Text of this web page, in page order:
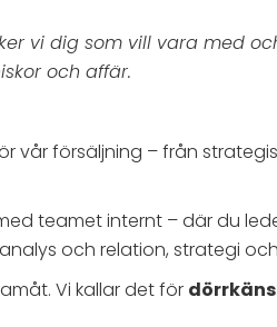
vi dig som vill vara med
och affär.
försäljning – från
teamet internt – där du
och relation, strategi
Vi kallar det för